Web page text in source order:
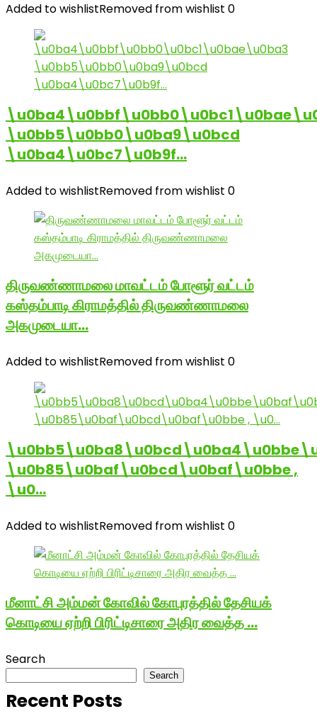
Added to wishlistRemoved from wishlist 0
\u0bb5\u0bb0\u0ba9\u0bcd
\u0ba4\u0bc7\u0b9f…
Added to wishlistRemoved from wishlist 0
திருவண்ணாமலை மாவட்டம் போளூர் வட்டம்
கஸ்தம்பாடி கிராமத்தில் திருவண்ணாமலை
அகமுடையா…
Added to wishlistRemoved from wishlist 0
\u0b85\u0baf\u0bcd\u0baf\u0bbe ,
\u0…
Added to wishlistRemoved from wishlist 0
மீனாட்சி அம்மன் கோவில் கோபுரத்தில் தேசியக்
கொடியை ஏற்றி பிரிட்டிசாரை அதிர வைத்த …
Search
Search
Recent Posts